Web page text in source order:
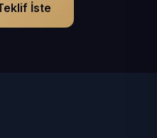
İste